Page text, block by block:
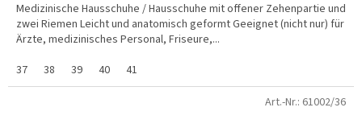
Medizinische Hausschuhe / Hausschuhe mit offener Zehenpartie und
zwei Riemen Leicht und anatomisch geformt Geeignet (nicht nur) für
Ärzte, medizinisches Personal, Friseure,...
37
38 39 40 41
Art.-Nr.: 61002/36